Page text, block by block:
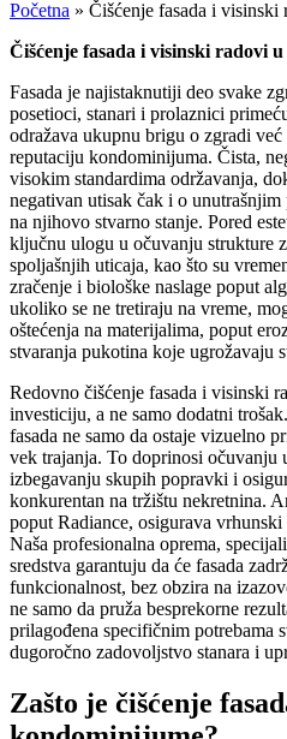
Početna » Čišćenje fasada i
Čišćenje fasada i visinski radovi
Fasada je najistaknutiji deo svake
posetioci, stanari i prolaznici
odražava ukupnu brigu o zgradi
reputaciju kondominijuma. Čista,
visokim standardima održavanja,
negativan utisak čak i o
na njihovo stvarno stanje. Pored
ključnu ulogu u očuvanju strukture
spoljašnjih uticaja, kao što su
zračenje i biološke naslage poput
ukoliko se ne tretiraju na vreme,
oštećenja na materijalima, poput
stvaranja pukotina koje ugrožavaju
Redovno čišćenje fasada i visinski
investiciju, a ne samo dodatni
fasada ne samo da ostaje vizuelno
vek trajanja. To doprinosi očuvanju
izbegavanju skupih popravki i
konkurentan na tržištu nekretnina.
poput Radiance, osigurava
Naša profesionalna oprema,
sredstva garantuju da će fasada
funkcionalnost, bez obzira na
ne samo da pruža besprekorne
prilagođena specifičnim potrebama
dugoročno zadovoljstvo stanara i
Zašto je čišćenje